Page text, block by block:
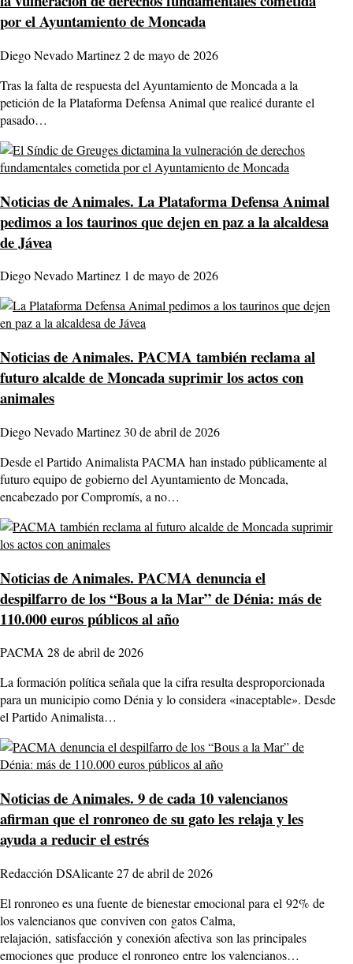
por el Ayuntamiento de Moncada
Diego Nevado Martinez2 de mayo de 2026
Tras la falta de respuesta del Ayuntamiento de Moncada a la
petición de la Plataforma Defensa Animal que realicé durante el
pasado…
Noticias de Animales. La Plataforma Defensa Animal
pedimos a los taurinos que dejen en paz a la alcaldesa
de Jávea
Diego Nevado Martinez 1 de mayo de 2026
Noticias de Animales. PACMA también reclama al
futuro alcalde de Moncada suprimir los actos con
animales
Diego Nevado Martinez30 de abril de 2026
Desde el Partido Animalista PACMA han instado públicamente al
futuro equipo de gobierno del Ayuntamiento de Moncada,
encabezado por Compromís, a no…
Noticias de Animales. PACMA denuncia el
despilfarro de los “Bous a la Mar” de Dénia: más de
110.000 euros públicos al año
PACMA28 de abril de 2026
La formación política señala que la cifra resulta desproporcionada
para un municipio como Dénia y lo considera «inaceptable». Desde
el Partido Animalista…
Noticias de Animales. 9 de cada 10 valencianos
afirman que el ronroneo de su gato les relaja y les
ayuda a reducir el estrés
Redacción DSAlicante27 de abril de 2026
El ronroneo es una fuente de bienestar emocional para el 92% de
los valencianos que conviven con gatos Calma,
relajación, satisfacción y conexión afectiva son las principales
emociones que produce el ronroneo entre los valencianos…